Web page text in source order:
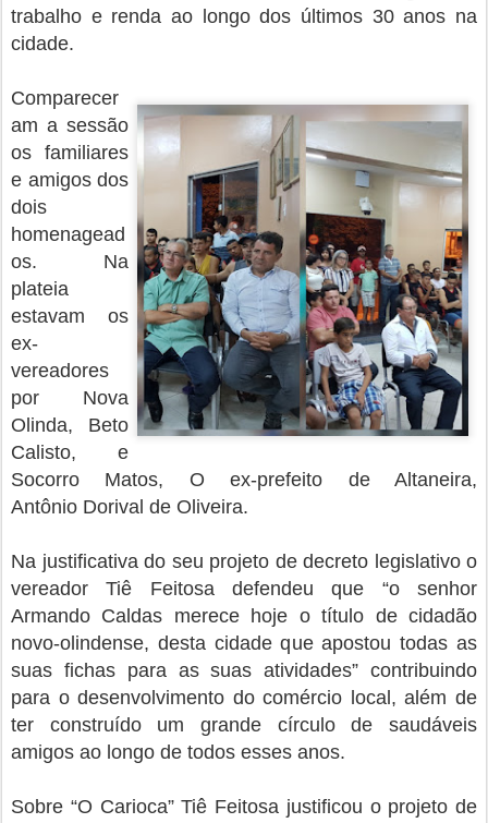
trabalho e renda ao longo dos últimos 30 anos na
cidade.
Comparecer
am a sessão
os familiares
e amigos dos
dois
homenagead
os. Na
plateia
estavam os
ex-
vereadores
por Nova
Olinda, Beto
Calisto, e
Socorro Matos, O ex-prefeito de Altaneira,
Antônio Dorival de Oliveira.
Na justificativa do seu projeto de decreto legislativo o
vereador Tiê Feitosa defendeu que “o senhor
Armando Caldas merece hoje o título de cidadão
novo-olindense, desta cidade que apostou todas as
suas fichas para as suas atividades” contribuindo
para o desenvolvimento do comércio local, além de
ter construído um grande círculo de saudáveis
amigos ao longo de todos esses anos.
Sobre “O Carioca” Tiê Feitosa justificou o projeto de